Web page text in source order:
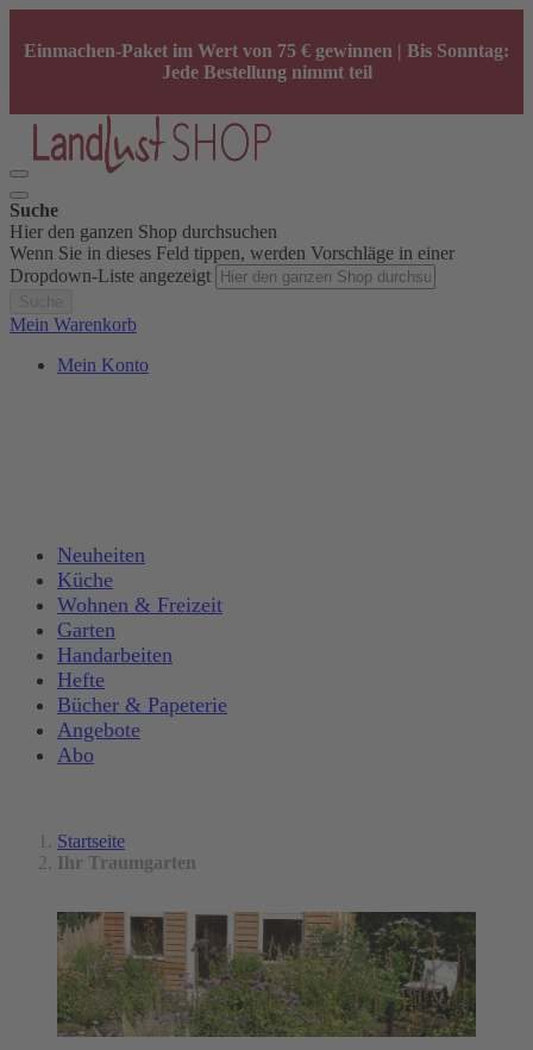
Einmachen-Paket im Wert von 75 € gewinnen | Bis Sonntag:
Jede Bestellung nimmt teil
Suche
Hier den ganzen Shop durchsuchen
Wenn Sie in dieses Feld tippen, werden Vorschläge in einer
Dropdown-Liste angezeigt
Mein Warenkorb
Mein Konto
Neuheiten
Küche
Wohnen & Freizeit
Garten
Handarbeiten
Hefte
Bücher & Papeterie
Angebote
Abo
Startseite
Ihr Traumgarten